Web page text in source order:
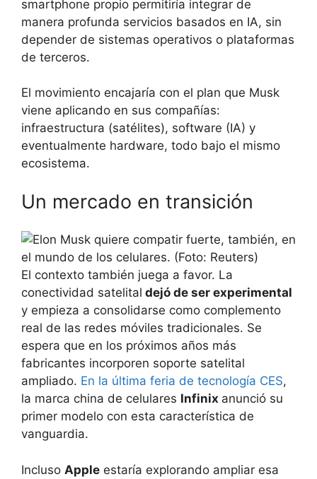
smartphone propio permitiría integrar de
manera profunda servicios basados en IA, sin
depender de sistemas operativos o plataformas
de terceros.
El movimiento encajaría con el plan que Musk
viene aplicando en sus compañías:
infraestructura (satélites), software (IA) y
eventualmente hardware, todo bajo el mismo
ecosistema.
Un mercado en transición
El contexto también juega a favor. La
conectividad satelital dejó de ser experimental
y empieza a consolidarse como complemento
real de las redes móviles tradicionales. Se
espera que en los próximos años más
fabricantes incorporen soporte satelital
ampliado. En la última feria de tecnología CES,
la marca china de celulares Infinix anunció su
primer modelo con esta característica de
vanguardia.
Incluso Apple estaría explorando ampliar esa